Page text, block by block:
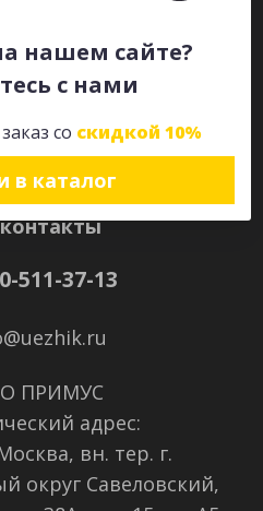
нашем сайте?
с нами
со скидкой 10%
в каталог
511-37-13
ПРИМУС
адрес:
вн. тер. г.
округ Савеловский,